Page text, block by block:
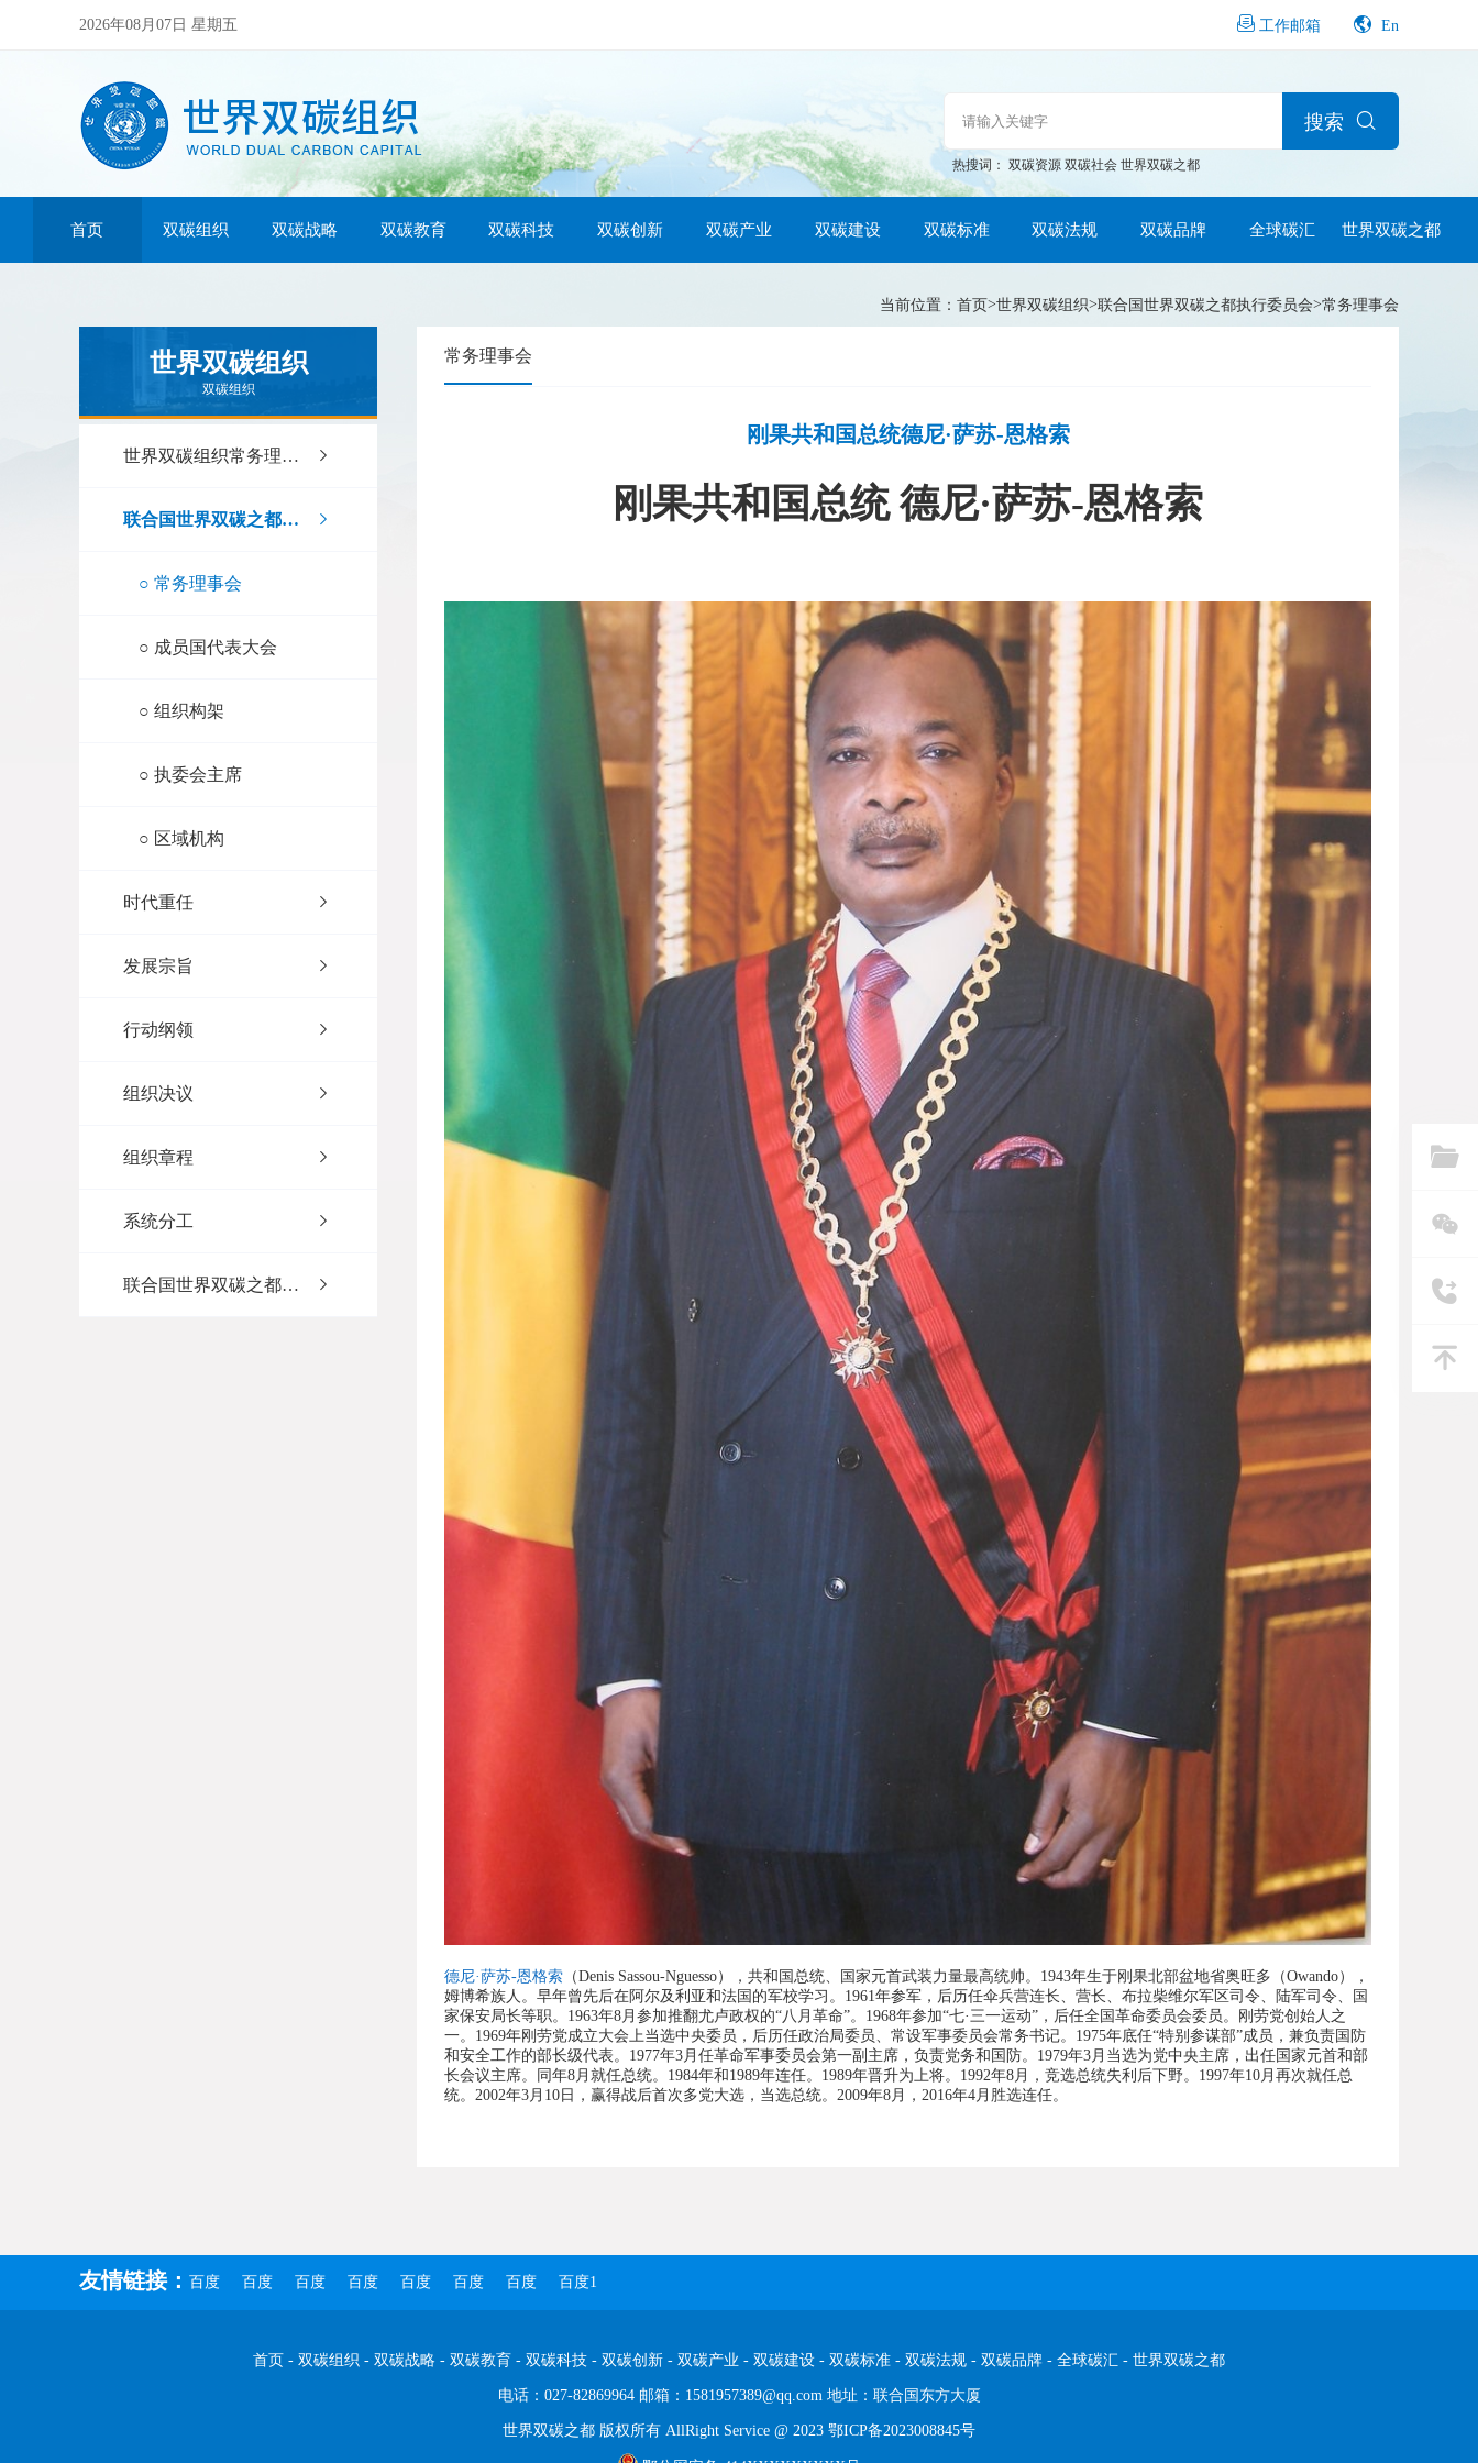
2026年08月07日 星期五 工作邮箱 En
搜索
热搜词： 双碳资源 双碳社会 世界双碳之都
首页 双碳组织 双碳战略 双碳教育 双碳科技 双碳创新 双碳产业 双碳建设 双碳标准 双碳法规 双碳品牌 全球碳汇 世界双碳之都
当前位置： 首页>世界双碳组织>联合国世界双碳之都执行委员会>常务理事会
世界双碳组织
双碳组织
世界双碳组织常务理事会
联合国世界双碳之都执行委员会
○ 常务理事会
○ 成员国代表大会
○ 组织构架
○ 执委会主席
○ 区域机构
时代重任
发展宗旨
行动纲领
组织决议
组织章程
系统分工
联合国世界双碳之都执行委员会
常务理事会
刚果共和国总统德尼·萨苏-恩格索
刚果共和国总统 德尼·萨苏-恩格索
德尼·萨苏-恩格索 （Denis Sassou-Nguesso），共和国总统、国家元首武装力量最高统帅。1943年生于刚果北部盆地省奥旺多（Owando），
姆博希族人。早年曾先后在阿尔及利亚和法国的军校学习。1961年参军，后历任伞兵营连长、营长、布拉柴维尔军区司令、陆军司令、国
家保安局长等职。1963年8月参加推翻尤卢政权的“八月革命”。1968年参加“七·三一运动”，后任全国革命委员会委员。刚劳党创始人之
一。1969年刚劳党成立大会上当选中央委员，后历任政治局委员、常设军事委员会常务书记。1975年底任“特别参谋部”成员，兼负责国防
和安全工作的部长级代表。1977年3月任革命军事委员会第一副主席，负责党务和国防。1979年3月当选为党中央主席，出任国家元首和部
长会议主席。同年8月就任总统。1984年和1989年连任。1989年晋升为上将。1992年8月，竞选总统失利后下野。1997年10月再次就任总
统。2002年3月10日，赢得战后首次多党大选，当选总统。2009年8月，2016年4月胜选连任。
友情链接： 百度 百度 百度 百度 百度 百度 百度 百度1
首页 - 双碳组织 - 双碳战略 - 双碳教育 - 双碳科技 - 双碳创新 - 双碳产业 - 双碳建设 - 双碳标准 - 双碳法规 - 双碳品牌 - 全球碳汇 - 世界双碳之都
电话：027-82869964 邮箱：1581957389@qq.com 地址：联合国东方大厦
世界双碳之都 版权所有 AllRight Service @ 2023 鄂ICP备2023008845号